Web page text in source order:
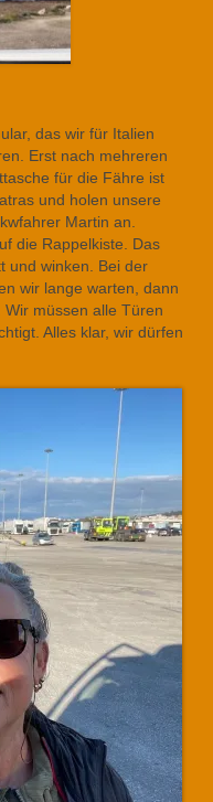
das wir für Italien
Erst nach mehreren
für die Fähre ist
und holen unsere
Martin an.
die Rappelkiste. Das
und winken. Bei der
wir lange warten, dann
müssen alle Türen
Alles klar, wir dürfen